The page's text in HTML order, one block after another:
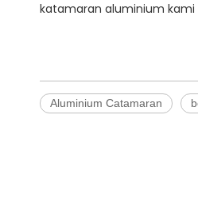
katamaran aluminium
Aluminium Catamaran